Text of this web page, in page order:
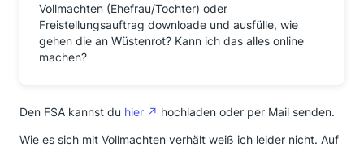
Vollmachten (Ehefrau/Tochter) oder
Freistellungsauftrag downloade und ausfülle, wie
gehen die an Wüstenrot? Kann ich das alles online
machen?
Den FSA kannst du hier
hochladen oder per Mail senden.
Wie es sich mit Vollmachten verhält weiß ich leider nicht. Auf